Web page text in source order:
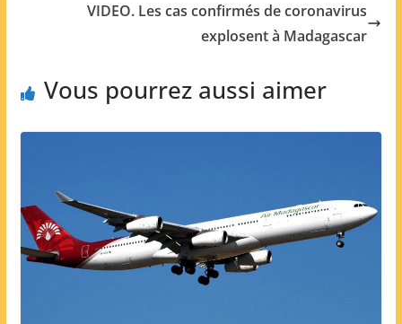
VIDEO. Les cas confirmés de coronavirus
explosent à Madagascar
Vous pourrez aussi aimer